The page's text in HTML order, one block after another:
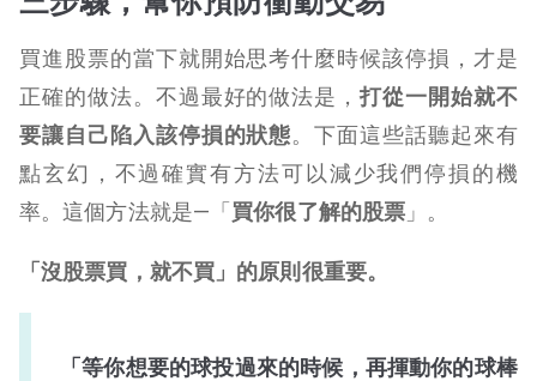
買進股票的當下就開始思考什麼時候該停損，才是
正確的做法。不過最好的做法是，打從一開始就不
要讓自己陷入該停損的狀態。下面這些話聽起來有
點玄幻，不過確實有方法可以減少我們停損的機
率。這個方法就是—「 買你很了解的股票 」。
「沒股票買，就不買」的原則很重要。
「等你想要的球投過來的時候，再揮動你的球棒